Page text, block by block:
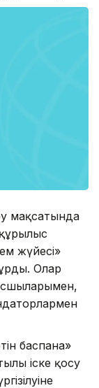
мақсатында
жүйесі»
Олар
баспана»
іске қосу